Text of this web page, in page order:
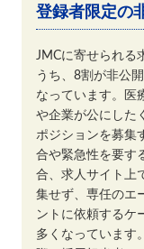
登録者限定の
JMCに寄せられる
うち、8割が非公
なっています。医
や企業が公にした
ポジションを募集
合や緊急性を要す
合、求人サイト上
集せず、専任のエ
ントに依頼するケ
多くなっています